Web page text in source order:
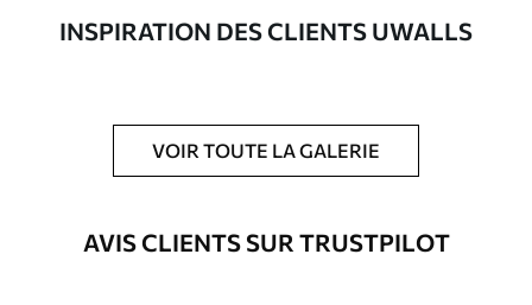
Possibilité d'ajouter un vernis
protecteur pour renforcer la durabilité
du tableau.
Matériaux disponibles
INSPIRATION DES CLIENTS UWALLS
VOIR TOUTE LA GALERIE
AVIS CLIENTS SUR TRUSTPILOT